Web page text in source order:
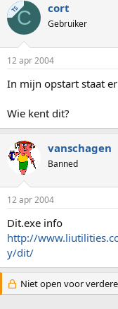
TSC cort
Gebruiker
12 apr 2004
In mijn opstart staat er
Wie kent dit?
vanschagen
Banned
12 apr 2004
Dit.exe info
http://
y/dit/
Niet open voor